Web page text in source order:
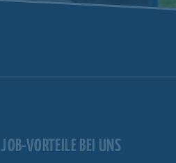
JOB-VORTEILE BEI UNS